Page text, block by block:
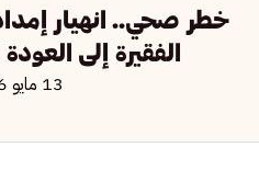
خطر صحي.. انهيار
الفقيرة إلى
13 مايو 2026